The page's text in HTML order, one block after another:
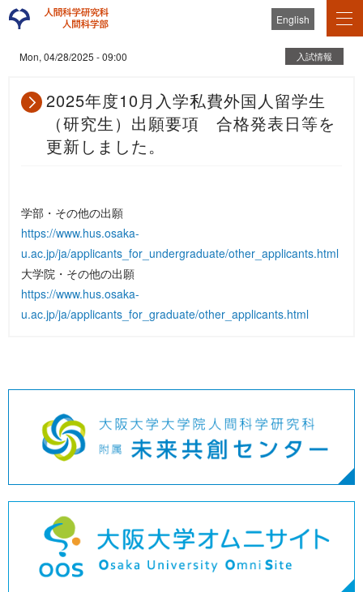
English
Mon, 04/28/2025 - 09:00 入試情報
2025年度10月入学私費外国人留学生
（研究生）出願要項 合格発表日等を
更新しました。
学部・その他の出願
https://www.hus.osaka-
u.ac.jp/ja/applicants_for_undergraduate/other_applicants.html
大学院・その他の出願
https://www.hus.osaka-
u.ac.jp/ja/applicants_for_graduate/other_applicants.html